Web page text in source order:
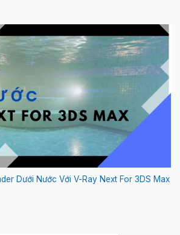
Dưới Nước Với V-Ray Next For 3DS Max